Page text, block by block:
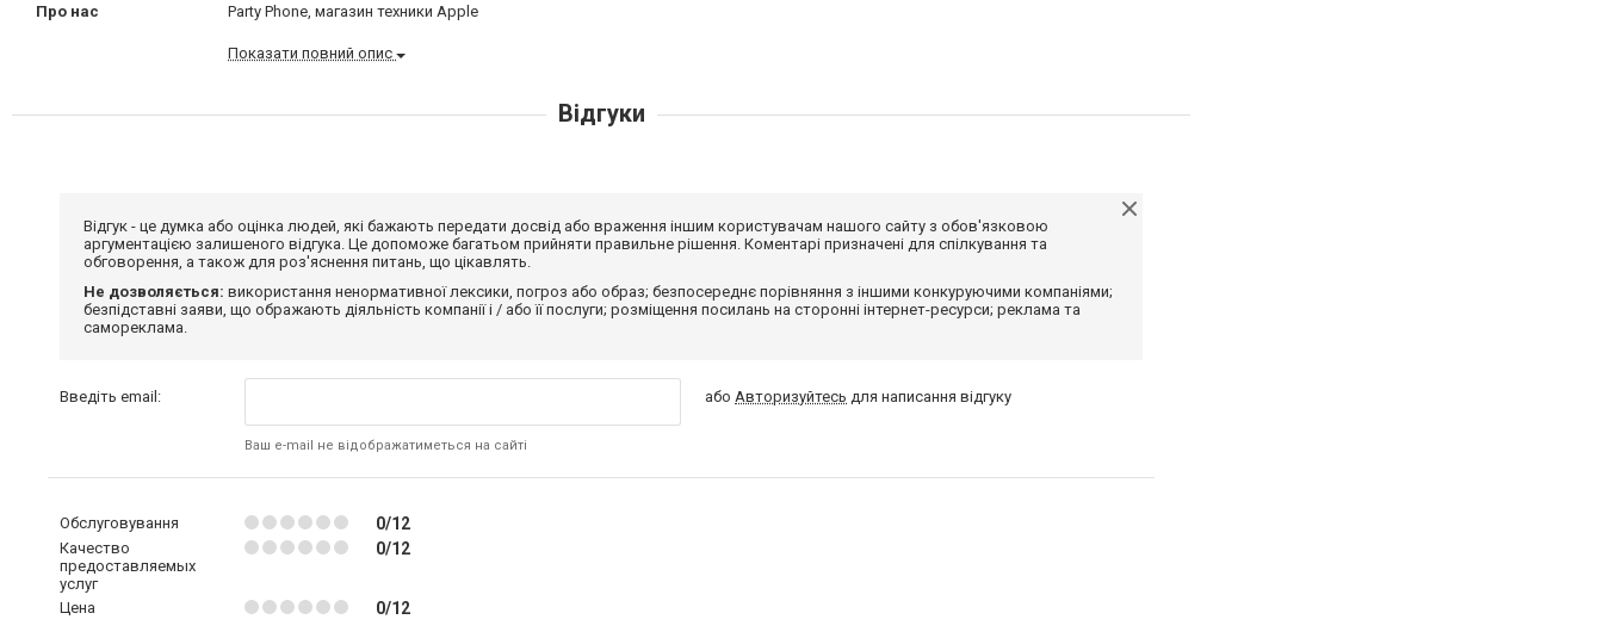
Про нас Party Phone, магазин техники Apple
Показати повний опис
Відгуки
Відгук - це думка або оцінка людей, які бажають передати досвід або враження іншим користувачам нашого сайту з обов'язковою
аргументацією залишеного відгука. Це допоможе багатьом прийняти правильне рішення. Коментарі призначені для спілкування та
обговорення, а також для роз'яснення питань, що цікавлять.
Не дозволяється: використання ненормативної лексики, погроз або образ; безпосереднє порівняння з іншими конкуруючими компаніями;
безпідставні заяви, що ображають діяльність компанії і / або її послуги; розміщення посилань на сторонні інтернет-ресурси; реклама та
самореклама.
Введіть email:
Ваш e-mail не відображатиметься на сайті
або Авторизуйтесь для написання відгуку
Обслуговування 0/12
Качество
предоставляемых
услуг
0/12
Цена 0/12